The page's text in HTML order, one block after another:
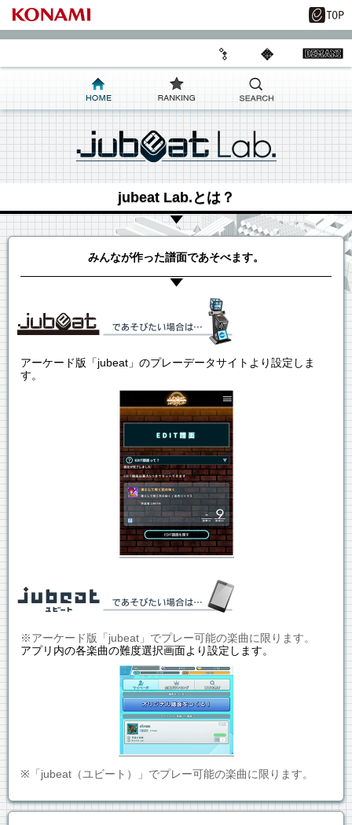
jubeat Lab.とは？
みんなが作った譜面であそべます。
アーケード版「jubeat」のプレーデータサイトより設定しま
す。
※アーケード版「jubeat」でプレー可能の楽曲に限ります。
アプリ内の各楽曲の難度選択画面より設定します。
※「jubeat（ユビート）」でプレー可能の楽曲に限ります。